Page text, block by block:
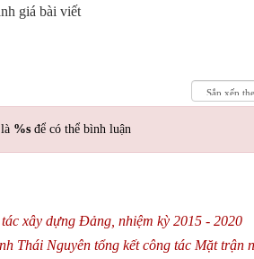
giá bài viết
%s để có thể bình luận
xây dựng Đảng, nhiệm kỳ 2015 - 2020
Thái Nguyên tổng kết công tác Mặt trận